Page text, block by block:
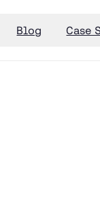
Blog Case